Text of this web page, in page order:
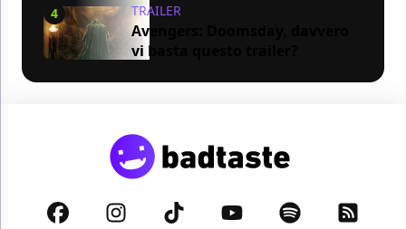
4 TRAILER
Avengers: Doomsday, davvero
vi basta questo trailer?